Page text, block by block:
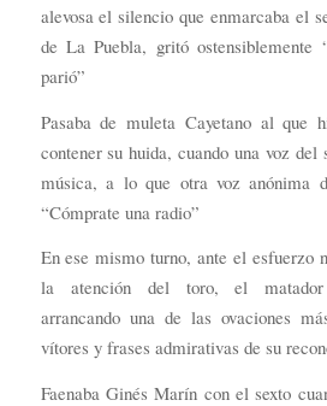
alevosa el silencio que enmarcaba el
de La Puebla, gritó
parió”
Pasaba de muleta Cayetano al que
contener su huida, cuando una voz del
música, a lo que otra voz anónima
“Cómprate una radio”
En ese mismo turno, ante el esfuerzo
la atención del toro, el matador
arrancando una de las ovaciones
vítores y frases admirativas de su
Faenaba Ginés Marín con el sexto